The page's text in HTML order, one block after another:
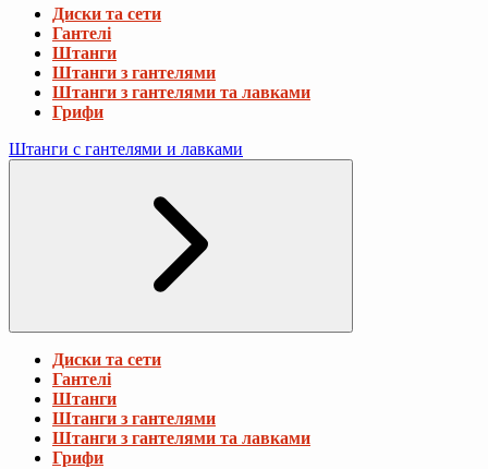
Диски та сети
Гантелі
Штанги
Штанги з гантелями
Штанги з гантелями та лавками
Грифи
Штанги с гантелями и лавками
Диски та сети
Гантелі
Штанги
Штанги з гантелями
Штанги з гантелями та лавками
Грифи